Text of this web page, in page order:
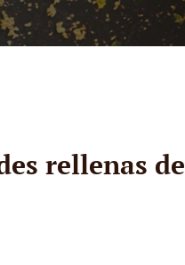
rellenas de